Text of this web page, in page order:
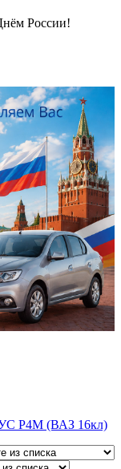
России!
Р4М (ВАЗ 16кл)